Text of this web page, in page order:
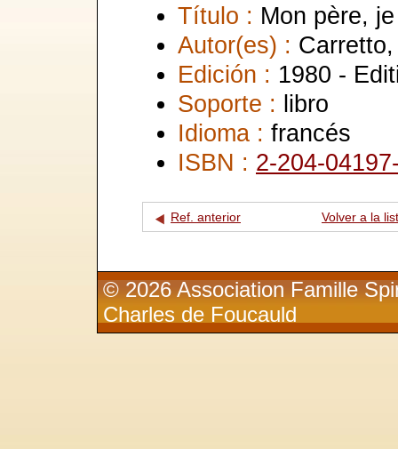
Título : Mon père,
Autor(es) :
Edición : 1980 -
Soporte : libro
Idioma : francés
ISBN : 2-204-
Ref. anterior Volver a la
© 2026 Association Famille
Charles de Foucauld